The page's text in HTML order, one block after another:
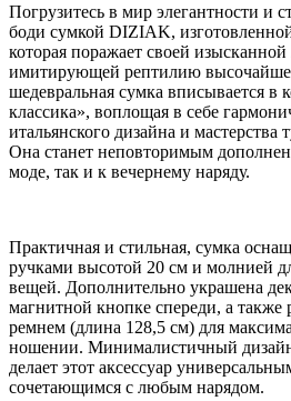
Погрузитесь в мир элегантности и
боди сумкой DIZIAK,
которая поражает своей изысканной
имитирующей рептилию
шедевральная сумка вписывается в
классика», воплощая в себе
итальянского дизайна и мастерства
Она станет неповторимым
моде, так и к вечернему наряду.
Практичная и стильная, сумка
ручками высотой 20 см и молнией
вещей. Дополнительно украшена
магнитной кнопке спереди, а
ремнем (длина 128,5 см) для
ношении. Минималистичный
делает этот аксессуар
сочетающимся с любым нарядом.